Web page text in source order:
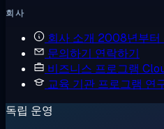
회사
회사 소개 2008년부터
문의하기 연락하기
비즈니스 프로그램
교육 기관 프로그램 연
독립 운영